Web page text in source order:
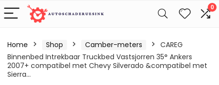
0
Home Shop Camber-meters
CAREG
Binnenbed Intrekbaar Truckbed Vastsjorren 35° Ankers
2007+ compatibel met Chevy Silverado &compatibel met
Sierra…